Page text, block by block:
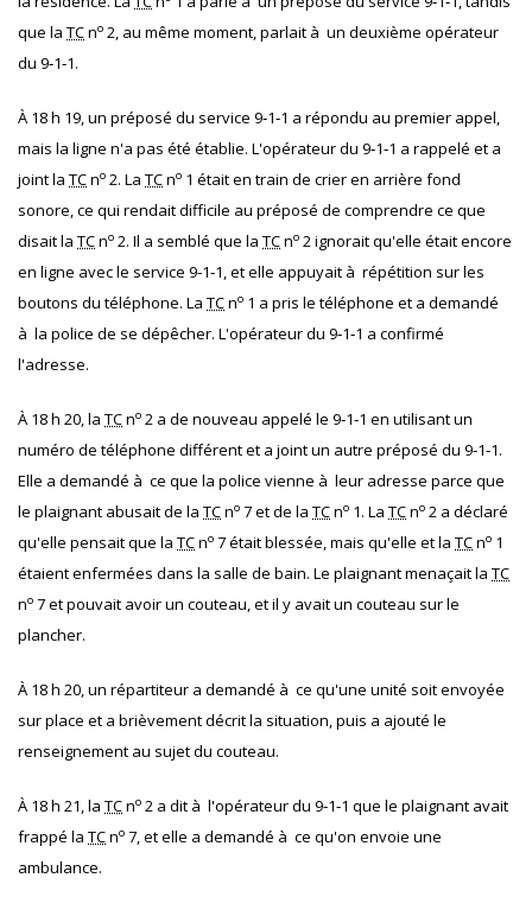
que la TCno 2, au même moment, parlait à un deuxième opérateur
du 9‐1‐1.
À 18 h 19, un préposé du service 9‐1‐1 a répondu au premier appel,
mais la ligne n'a pas été établie. L'opérateur du 9‐1‐1 a rappelé et a
joint la TCno 2. La TCno 1 était en train de crier en arrière fond
sonore, ce qui rendait difficile au préposé de comprendre ce que
disait la TCno 2. Il a semblé que la TCno 2 ignorait qu'elle était encore
en ligne avec le service 9‐1‐1, et elle appuyait à répétition sur les
boutons du téléphone. La TCno 1 a pris le téléphone et a demandé
à la police de se dépêcher. L'opérateur du 9‐1‐1 a confirmé
l'adresse.
À 18 h 20, la TCno 2 a de nouveau appelé le 9‐1‐1 en utilisant un
numéro de téléphone différent et a joint un autre préposé du 9‐1‐1.
Elle a demandé à ce que la police vienne à leur adresse parce que
le plaignant abusait de la TCno 7 et de la TCno 1. La TCno 2 a déclaré
qu'elle pensait que la TCno 7 était blessée, mais qu'elle et la TCno 1
étaient enfermées dans la salle de bain. Le plaignant menaçait la TC
no 7 et pouvait avoir un couteau, et il y avait un couteau sur le
plancher.
À 18 h 20, un répartiteur a demandé à ce qu'une unité soit envoyée
sur place et a brièvement décrit la situation, puis a ajouté le
renseignement au sujet du couteau.
À 18 h 21, la TCno 2 a dit à l'opérateur du 9‐1‐1 que le plaignant avait
frappé la TCno 7, et elle a demandé à ce qu'on envoie une
ambulance.